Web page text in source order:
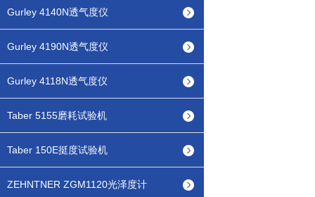
Gurley 4140N透气度仪
Gurley 4190N透气度仪
Gurley 4118N透气度仪
Taber 5155磨耗试验机
Taber 150E挺度试验机
ZEHNTNER ZGM1120光泽度计